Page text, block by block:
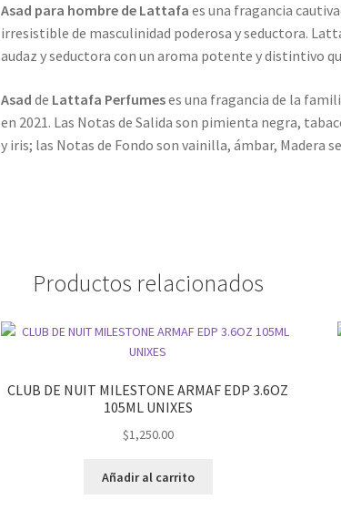
Asad para hombre de Lattafa es una fragancia
irresistible de masculinidad poderosa y seductora.
audaz y seductora con un aroma potente y distintivo
Asad de Lattafa Perfumeses una fragancia de la
en 2021. Las Notas de Salida son pimienta negra,
y iris; las Notas de Fondo son vainilla, ámbar, Madera
Productos relacionados
CLUB DE NUIT MILESTONE ARMAF EDP 3.6OZ
105ML UNIXES
$1,250.00
Añadir al carrito